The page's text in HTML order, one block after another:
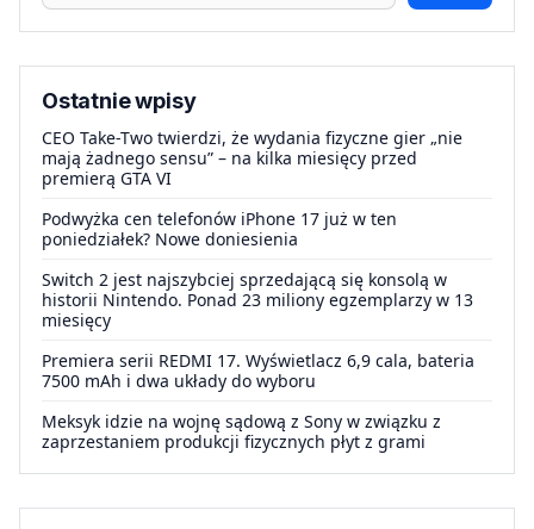
Ostatnie wpisy
CEO Take-Two twierdzi, że wydania fizyczne gier „nie
mają żadnego sensu” – na kilka miesięcy przed
premierą GTA VI
Podwyżka cen telefonów iPhone 17 już w ten
poniedziałek? Nowe doniesienia
Switch 2 jest najszybciej sprzedającą się konsolą w
historii Nintendo. Ponad 23 miliony egzemplarzy w 13
miesięcy
Premiera serii REDMI 17. Wyświetlacz 6,9 cala, bateria
7500 mAh i dwa układy do wyboru
Meksyk idzie na wojnę sądową z Sony w związku z
zaprzestaniem produkcji fizycznych płyt z grami